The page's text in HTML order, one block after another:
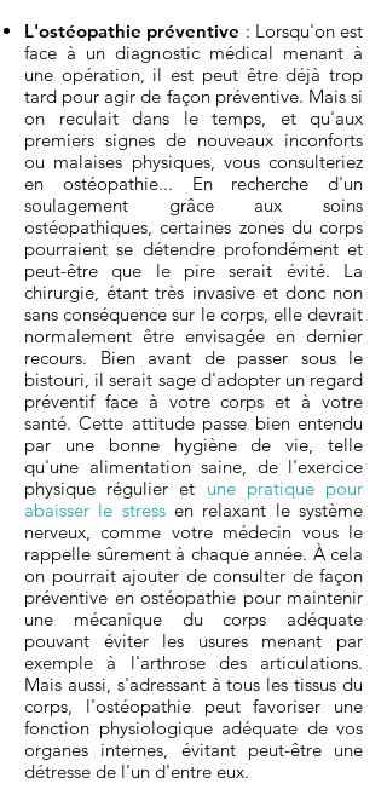
L'ostéopathie préventive : Lorsqu'on est
face à un diagnostic médical menant à
une opération, il est peut être déjà trop
tard pour agir de façon préventive. Mais si
on reculait dans le temps, et qu'aux
premiers signes de nouveaux inconforts
ou malaises physiques, vous consulteriez
en ostéopathie... En recherche d'un
soulagement grâce aux soins
ostéopathiques, certaines zones du corps
pourraient se détendre profondément et
peut-être que le pire serait évité. La
chirurgie, étant très invasive et donc non
sans conséquence sur le corps, elle devrait
normalement être envisagée en dernier
recours. Bien avant de passer sous le
bistouri, il serait sage d'adopter un regard
préventif face à votre corps et à votre
santé. Cette attitude passe bien entendu
par une bonne hygiène de vie, telle
qu'une alimentation saine, de l'exercice
physique régulier et une pratique pour
abaisser le stressen relaxant le système
nerveux,comme votre médecin vous le
rappelle sûrement à chaque année. À cela
on pourrait ajouter de consulter de façon
préventive en ostéopathie pour maintenir
une mécanique du corps adéquate
pouvant éviter les usures menant par
exemple à l'arthrose des articulations.
Mais aussi, s'adressant à tous les tissus du
corps, l'ostéopathie peut favoriser une
fonction physiologique adéquate de vos
organes internes, évitant peut-être une
détresse de l'un d'entre eux.